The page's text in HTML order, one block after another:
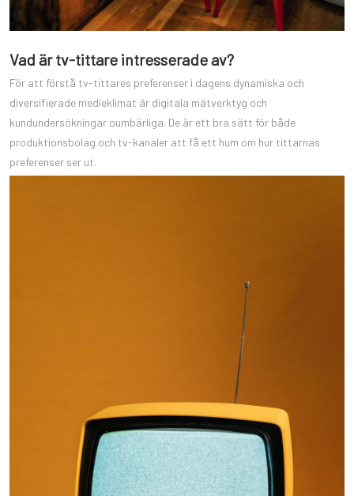
Vad är tv-tittare intresserade av?
För att förstå tv-tittares preferenser i dagens dynamiska och
diversifierade medieklimat är digitala mätverktyg och
kundundersökningar oumbärliga. De är ett bra sätt för både
produktionsbolag och tv-kanaler att få ett hum om hur tittarnas
preferenser ser ut.